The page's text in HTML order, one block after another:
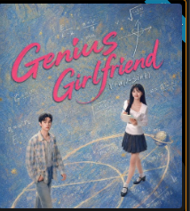
Genius Girlfriend แฟนสาวอัจฉริยะ
(2026) พากย์ไทย ซับไทย EP.1-28
9.0 ซับไทย